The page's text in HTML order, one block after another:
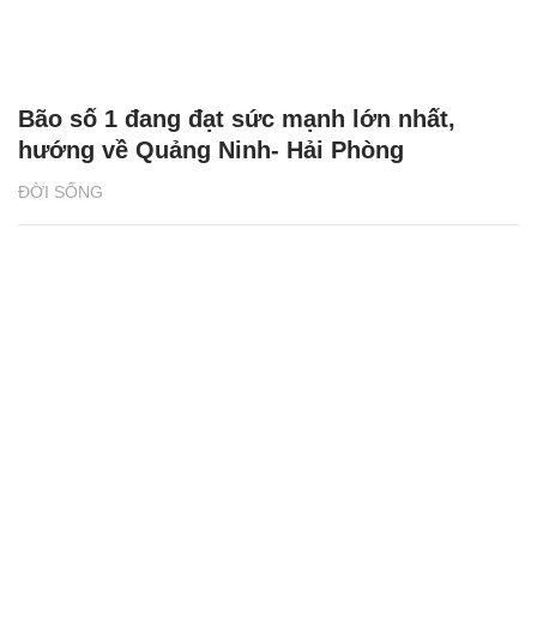
ĐỜI SỐNG
Bão số 1 đang đạt sức mạnh lớn nhất,
hướng về Quảng Ninh- Hải Phòng